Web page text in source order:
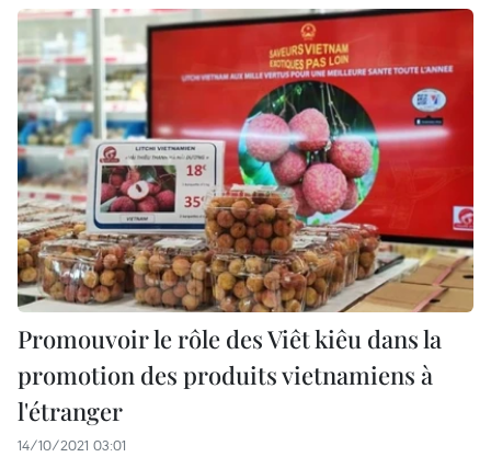
Promouvoir le rôle des Viêt kiêu dans la
promotion des produits vietnamiens à
l'étranger
14/10/2021 03:01